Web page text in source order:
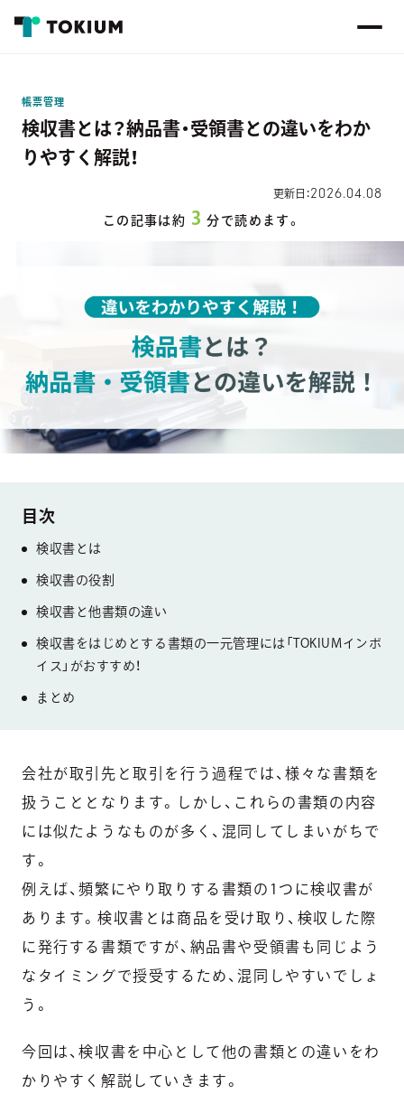
帳票管理
検収書とは？納品書・受領書との違いをわか
りやすく解説！
更新日：2026.04.08
この記事は約 3分で読めます。
検収書とは
検収書の役割
検収書と他書類の違い
検収書をはじめとする書類の一元管理には「TOKIUMインボ
イス」がおすすめ！
まとめ
会社が取引先と取引を行う過程では、様々な書類を
扱うこととなります。しかし、これらの書類の内容
には似たようなものが多く、混同してしまいがちで
す。
例えば、頻繁にやり取りする書類の1つに検収書が
あります。検収書とは商品を受け取り、検収した際
に発行する書類ですが、納品書や受領書も同じよう
なタイミングで授受するため、混同しやすいでしょ
う。
今回は、検収書を中心として他の書類との違いをわ
かりやすく解説していきます。